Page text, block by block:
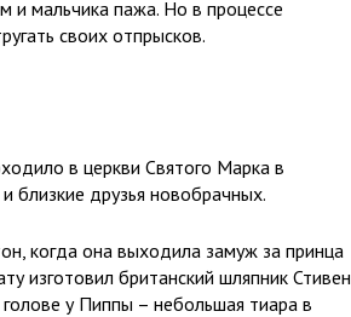
мальчика пажа. Но в процессе
своих отпрысков.
в церкви Святого Марка в
близкие друзья новобрачных.
когда она выходила замуж за принца
изготовил британский шляпник Стивен
у Пиппы – небольшая тиара в